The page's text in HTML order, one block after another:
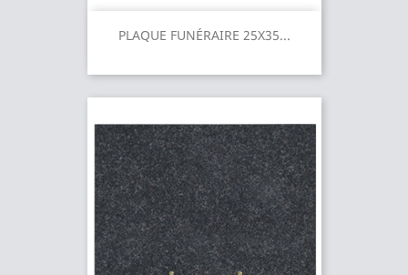
PLAQUE FUNÉRAIRE 25X35...